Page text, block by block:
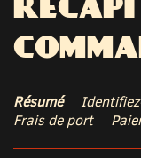
Résumé
Frais de port